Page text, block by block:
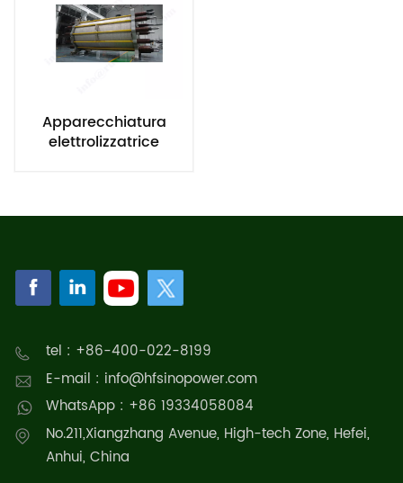
Apparecchiatura
elettrolizzatrice
kW
tel : +86-400-022-8199
E-mail : info@hfsinopower.com
WhatsApp : +86 19334058084
No.211,Xiangzhang Avenue, High-tech Zone, Hefei,
Anhui, China